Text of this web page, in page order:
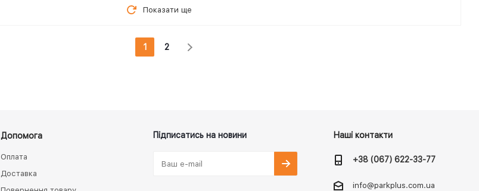
Показати ще
1 2
Допомога
Оплата
Доставка
Підписатись на новини Наші контакти
+38 (067) 622-33-77
info@parkplus.com.ua